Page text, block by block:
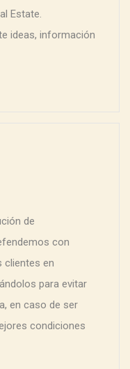
Estate.
ideas, información
de
con
clientes en
para evitar
en caso de ser
condiciones